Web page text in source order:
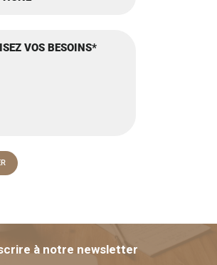
à notre newsletter